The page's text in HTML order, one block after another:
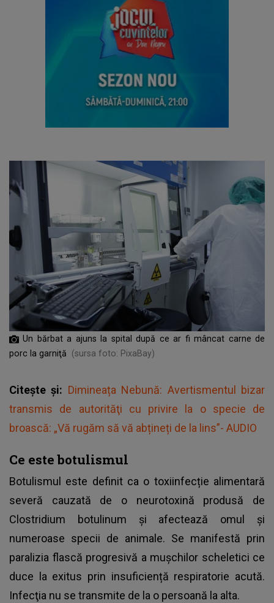
Un bărbat a ajuns la spital după ce ar fi mâncat carne de
porc la garniţă
(sursa foto: PixaBay)
Citește și: Dimineața Nebună: Avertismentul bizar
transmis de autorităţi cu privire la o specie de
broască: „Vă rugăm să vă abțineți de la lins”- AUDIO
Ce este botulismul
Botulismul este definit ca o toxiinfecție alimentară
severă cauzată de o neurotoxină produsă de
Clostridium botulinum și afectează omul și
numeroase specii de animale. Se manifestă prin
paralizia flască progresivă a mușchilor scheletici ce
duce la exitus prin insuficiență respiratorie acută.
Infecţia nu se transmite de la o persoană la alta.